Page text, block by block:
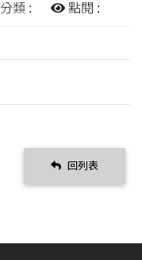
分類 : 點閱 :
回列表